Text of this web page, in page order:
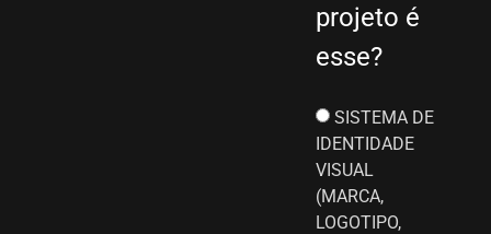
projeto é
esse?
SISTEMA DE
IDENTIDADE
VISUAL
(MARCA,
LOGOTIPO,